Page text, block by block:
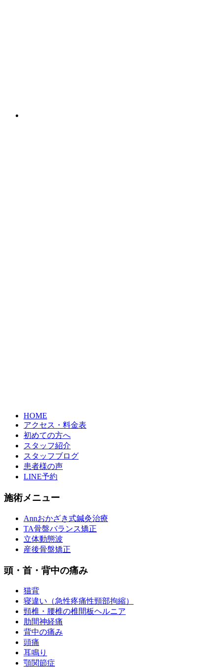
HOME
アクセス・料金表
初めての方へ
スタッフ紹介
スタッフブログ
患者様の声
LINE予約
施術メニュー
Annおかざき式鍼灸治療
TA骨盤バランス矯正
立体動態波
産後骨盤矯正
頭・首・背中の痛み
猫背
寝違い（急性疼痛性頸部拘縮）
頸椎・腰椎の椎間板ヘルニア
肋間神経痛
背中の痛み
頭痛
耳鳴り
顎関節症